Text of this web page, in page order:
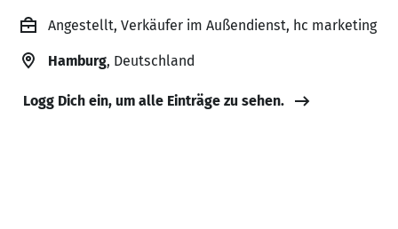
Angestellt, Verkäufer im Außendienst, hc marketing
Hamburg, Deutschland
Logg Dich ein, um alle Einträge zu sehen.